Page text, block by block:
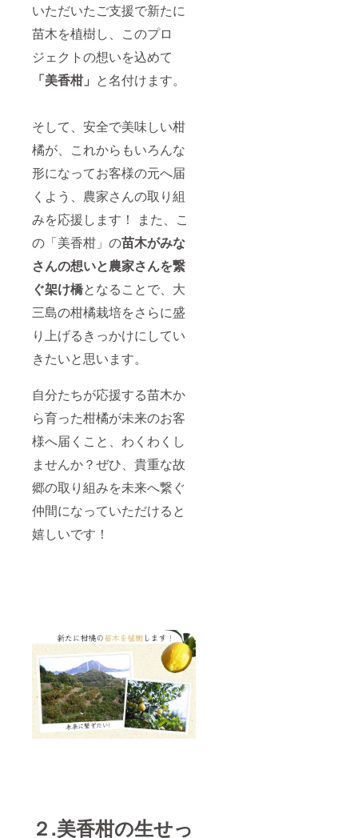
いただいたご支援で新たに
苗木を植樹し、このプロ
ジェクトの想いを込めて
「美香柑」 と名付けます。
そして、安全で美味しい柑
橘が、これからもいろんな
形になってお客様の元へ届
くよう、農家さんの取り組
みを応援します！ また、こ
の「美香柑」の苗木がみな
さんの想いと農家さんを繋
ぐ架け橋となることで、大
三島の柑橘栽培をさらに盛
り上げるきっかけにしてい
きたいと思います。
自分たちが応援する苗木か
ら育った柑橘が未来のお客
様へ届くこと、わくわくし
ませんか？ぜひ、貴重な故
郷の取り組みを未来へ繋ぐ
仲間になっていただけると
嬉しいです！
２.美香柑の生せっ